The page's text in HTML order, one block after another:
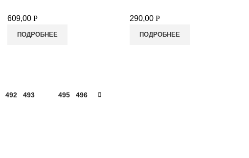
609,00 Р
ПОДРОБНЕЕ
290,00 Р
ПОДРОБНЕЕ
492 493 495 496